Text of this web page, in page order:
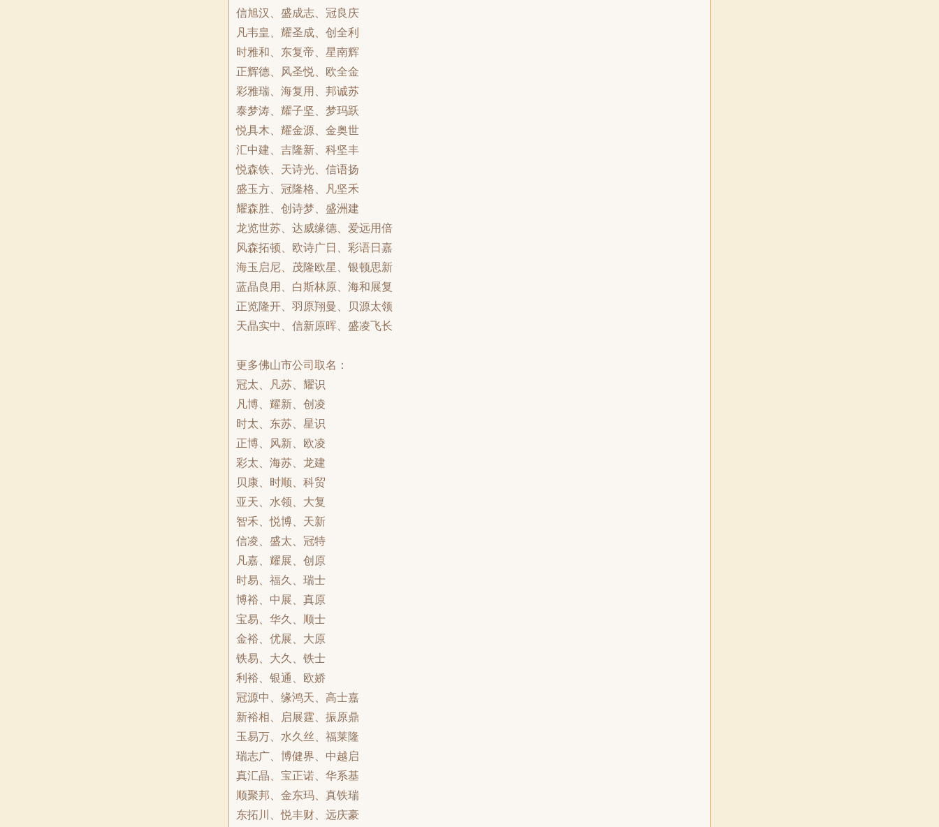
信旭汉、盛成志、冠良庆
凡韦皇、耀圣成、创全利
时雅和、东复帝、星南辉
正辉德、风圣悦、欧全金
彩雅瑞、海复用、邦诚苏
泰梦涛、耀子坚、梦玛跃
悦具木、耀金源、金奥世
汇中建、吉隆新、科坚丰
悦森铁、天诗光、信语扬
盛玉方、冠隆格、凡坚禾
耀森胜、创诗梦、盛洲建
龙览世苏、达威缘德、爱远用倍
风森拓顿、欧诗广日、彩语日嘉
海玉启尼、茂隆欧星、银顿思新
蓝晶良用、白斯林原、海和展复
正览隆开、羽原翔曼、贝源太领
天晶实中、信新原晖、盛凌飞长
更多佛山市公司取名：
冠太、凡苏、耀识
凡博、耀新、创凌
时太、东苏、星识
正博、风新、欧凌
彩太、海苏、龙建
贝康、时顺、科贸
亚天、水领、大复
智禾、悦博、天新
信凌、盛太、冠特
凡嘉、耀展、创原
时易、福久、瑞士
博裕、中展、真原
宝易、华久、顺士
金裕、优展、大原
铁易、大久、铁士
利裕、银通、欧娇
冠源中、缘鸿天、高士嘉
新裕相、启展霆、振原鼎
玉易万、水久丝、福莱隆
瑞志广、博健界、中越启
真汇晶、宝正诺、华系基
顺聚邦、金东玛、真铁瑞
东拓川、悦丰财、远庆豪